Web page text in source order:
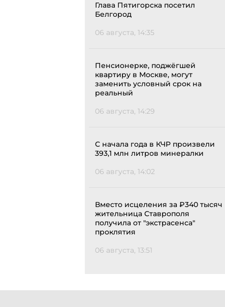
Глава Пятигорска посетил
Белгород
06 августа, 14:35
Пенсионерке, поджёгшей
квартиру в Москве, могут
заменить условный срок на
реальный
06 августа, 14:29
С начала года в КЧР произвели
393,1 млн литров минералки
06 августа, 14:02
Вместо исцеления за ₽340 тысяч
жительница Ставрополя
получила от "экстрасенса"
проклятия
06 августа, 13:51